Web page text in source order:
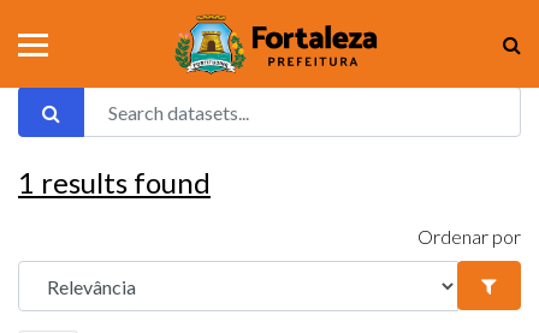
1 results found
Ordenar por